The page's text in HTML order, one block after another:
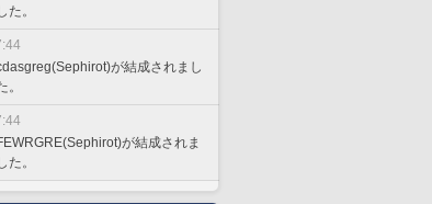
た。
が結成されまし
。
が結成されま
た。